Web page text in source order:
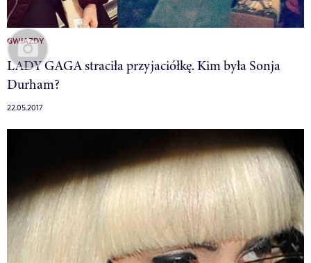
GWIAZDY
LADY GAGA straciła przyjaciółkę. Kim była Sonja
Durham?
22.05.2017